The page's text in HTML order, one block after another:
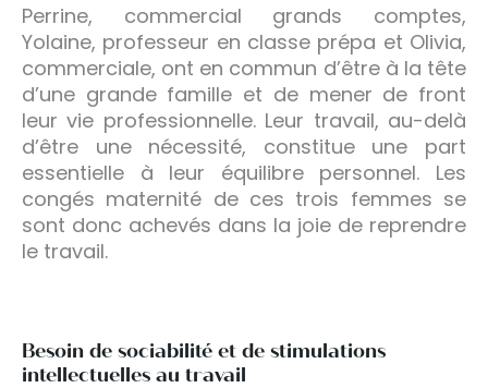
Perrine, commercial grands comptes,
Yolaine, professeur en classe prépa et Olivia,
commerciale, ont en commun d’être à la tête
d’une grande famille et de mener de front
leur vie professionnelle. Leur travail, au-delà
d’être une nécessité, constitue une part
essentielle à leur équilibre personnel. Les
congés maternité de ces trois femmes se
sont donc achevés dans la joie de reprendre
le travail.
Besoin de sociabilité et de stimulations
intellectuelles au travail